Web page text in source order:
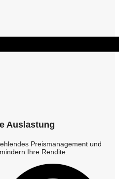
Auslastung
Preismanagement und
Ihre Rendite.